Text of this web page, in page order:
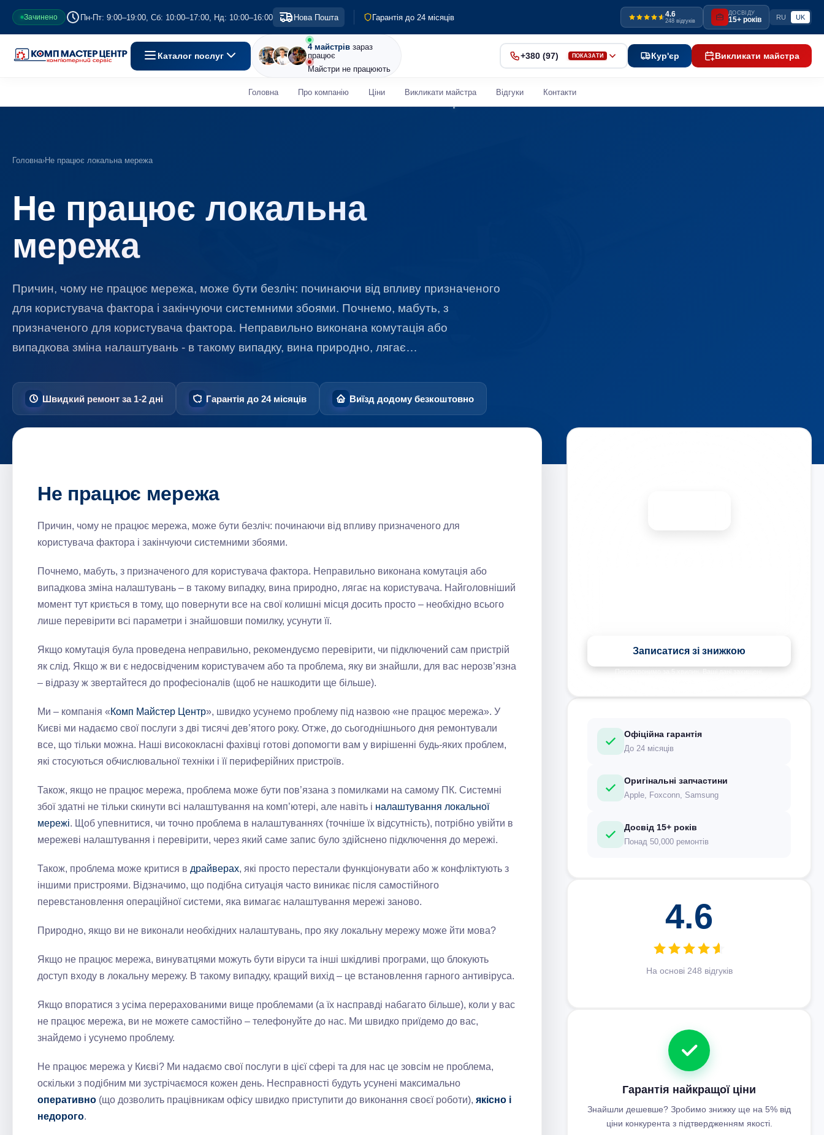
Зачинено Пн-Пт: 9:00–19:00, Сб: 10:00–17:00, Нд: 10:00–16:00 Нова Пошта
Діагностика 0 грн
4.6
248 відгуків
ДОСВІДУ
15+ років RU UK
Каталог послуг
4 майстрівзараз
працює
Майстри не працюють
+380 (97) ПОКАЗАТИ Кур'єр Викликати майстра
Головна Про компанію Ціни Викликати майстра Відгуки Контакти
Головна›Не працює локальна мережа
Не працює локальна
мережа
Причин, чому не працює мережа, може бути безліч: починаючи від впливу призначеного
для користувача фактора і закінчуючи системними збоями. Почнемо, мабуть, з
призначеного для користувача фактора. Неправильно виконана комутація або
випадкова зміна налаштувань - в такому випадку, вина природно, лягає…
Швидкий ремонт за 1-2 дні Гарантія до 24 місяців Виїзд додому безкоштовно
Не працює мережа
Причин, чому не працює мережа, може бути безліч: починаючи від впливу призначеного для
користувача фактора і закінчуючи системними збоями.
Почнемо, мабуть, з призначеного для користувача фактора. Неправильно виконана комутація або
випадкова зміна налаштувань – в такому випадку, вина природно, лягає на користувача. Найголовніший
момент тут криється в тому, що повернути все на свої колишні місця досить просто – необхідно всього
лише перевірити всі параметри і знайшовши помилку, усунути її.
Якщо комутація була проведена неправильно, рекомендуємо перевірити, чи підключений сам пристрій
як слід. Якщо ж ви є недосвідченим користувачем або та проблема, яку ви знайшли, для вас нерозв’язна
– відразу ж звертайтеся до професіоналів (щоб не нашкодити ще більше).
Ми – компанія «Комп Майстер Центр», швидко усунемо проблему під назвою «не працює мережа». У
Києві ми надаємо свої послуги з дві тисячі дев’ятого року. Отже, до сьогоднішнього дня ремонтували
все, що тільки можна. Наші висококласні фахівці готові допомогти вам у вирішенні будь-яких проблем,
які стосуються обчислювальної техніки і її периферійних пристроїв.
Також, якщо не працює мережа, проблема може бути пов’язана з помилками на самому ПК. Системні
збої здатні не тільки скинути всі налаштування на комп’ютері, але навіть і налаштування локальної
мережі. Щоб упевнитися, чи точно проблема в налаштуваннях (точніше їх відсутність), потрібно увійти в
мережеві налаштування і перевірити, через який саме запис було здійснено підключення до мережі.
Також, проблема може критися в драйверах, які просто перестали функціонувати або ж конфліктують з
іншими пристроями. Відзначимо, що подібна ситуація часто виникає після самостійного
перевстановлення операційної системи, яка вимагає налаштування мережі заново.
Природно, якщо ви не виконали необхідних налаштувань, про яку локальну мережу може йти мова?
Якщо не працює мережа, винуватцями можуть бути віруси та інші шкідливі програми, що блокують
доступ входу в локальну мережу. В такому випадку, кращий вихід – це встановлення гарного антивіруса.
Якщо впоратися з усіма перерахованими вище проблемами (а їх насправді набагато більше), коли у вас
не працює мережа, ви не можете самостійно – телефонуйте до нас. Ми швидко приїдемо до вас,
знайдемо і усунемо проблему.
Не працює мережа у Києві? Ми надаємо свої послуги в цієї сфері та для нас це зовсім не проблема,
оскільки з подібним ми зустрічаємося кожен день. Несправності будуть усунені максимально
оперативно (що дозволить працівникам офісу швидко приступити до виконання своєї роботи), якісно і
недорого.
Записатися зі знижкою
Передзвонимо за 5 хвилин. Ваші дані захищені.
Офіційна гарантія
До 24 місяців
Оригінальні запчастини
Apple, Foxconn, Samsung
Досвід 15+ років
Понад 50,000 ремонтів
4.6
На основі 248 відгуків
Гарантія найкращої ціни
Знайшли дешевше? Зробимо знижку ще на 5% від
ціни конкурента з підтвердженням якості.